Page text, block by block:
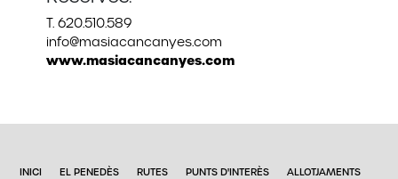
T. 620.510.589
info@masiacancanyes.com
www.masiacancanyes.com
INICI EL PENEDÈS RUTES PUNTS D'INTERÈS
ALLOTJAMENTS